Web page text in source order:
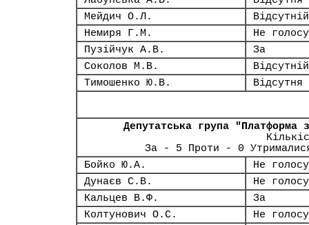
Мейдич О.Л.
Відсутній
Немиря Г.М.
Не
Пузійчук А.В.
За
Соколов М.В.
Відсутній
Тимошенко Ю.В.
Відсутня
Депутатська група
За - 5 Проти - 0
Бойко Ю.А.
Не
Дунаєв С.В.
Не
Кальцев В.Ф.
За
Колтунович О.С.
Не